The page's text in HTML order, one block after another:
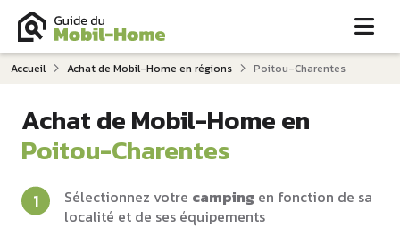
Accueil Achat de Mobil-Home en régions Poitou-Charentes
Achat de Mobil-Home en
Poitou-Charentes
Sélectionnez votre camping en fonction de sa
localité et de ses équipements